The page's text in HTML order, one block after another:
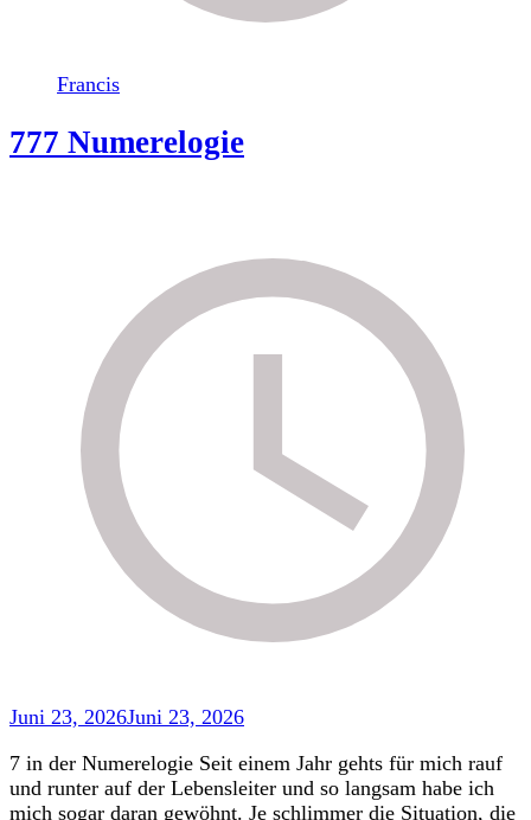
Francis
777 Numerelogie
Juni 23, 2026Juni 23, 2026
7 in der Numerelogie Seit einem Jahr gehts für mich rauf
und runter auf der Lebensleiter und so langsam habe ich
mich sogar daran gewöhnt. Je schlimmer die Situation, die